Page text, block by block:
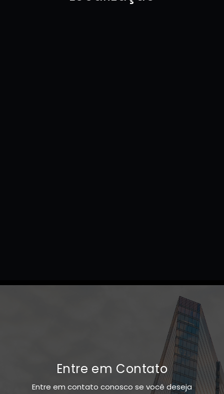
Entre em Contato
Entre em contato conosco se você deseja